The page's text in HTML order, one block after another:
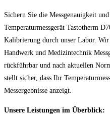
Sichern Sie die Messgenauigkeit
Temperaturmessgerät Tastotherm
Kalibrierung durch unser Labor.
Handwerk und Medizintechnik
rückführbar und nach aktuellen
stellt sicher, dass Ihr
Messergebnisse anzeigt.
Unsere Leistungen im Überblick: